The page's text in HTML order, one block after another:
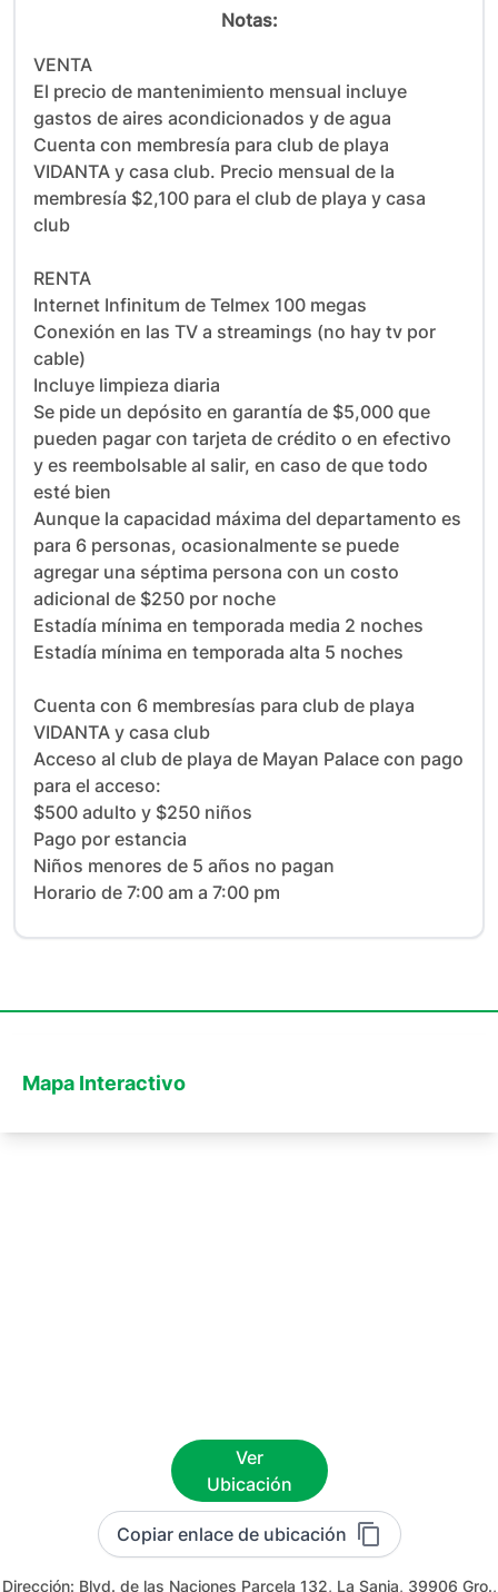
Notas:
VENTA
El precio de mantenimiento mensual incluye
gastos de aires acondicionados y de agua
Cuenta con membresía para club de playa
VIDANTA y casa club. Precio mensual de la
membresía $2,100 para el club de playa y casa
club
RENTA
Internet Infinitum de Telmex 100 megas
Conexión en las TV a streamings (no hay tv por
cable)
Incluye limpieza diaria
Se pide un depósito en garantía de $5,000 que
pueden pagar con tarjeta de crédito o en efectivo
y es reembolsable al salir, en caso de que todo
esté bien
Aunque la capacidad máxima del departamento es
para 6 personas, ocasionalmente se puede
agregar una séptima persona con un costo
adicional de $250 por noche
Estadía mínima en temporada media 2 noches
Estadía mínima en temporada alta 5 noches
Cuenta con 6 membresías para club de playa
VIDANTA y casa club
Acceso al club de playa de Mayan Palace con pago
para el acceso:
$500 adulto y $250 niños
Pago por estancia
Niños menores de 5 años no pagan
Horario de 7:00 am a 7:00 pm
Mapa Interactivo
Ver
Ubicación
Copiar enlace de ubicación
Dirección: Blvd. de las Naciones Parcela 132, La Sanja, 39906 Gro.,